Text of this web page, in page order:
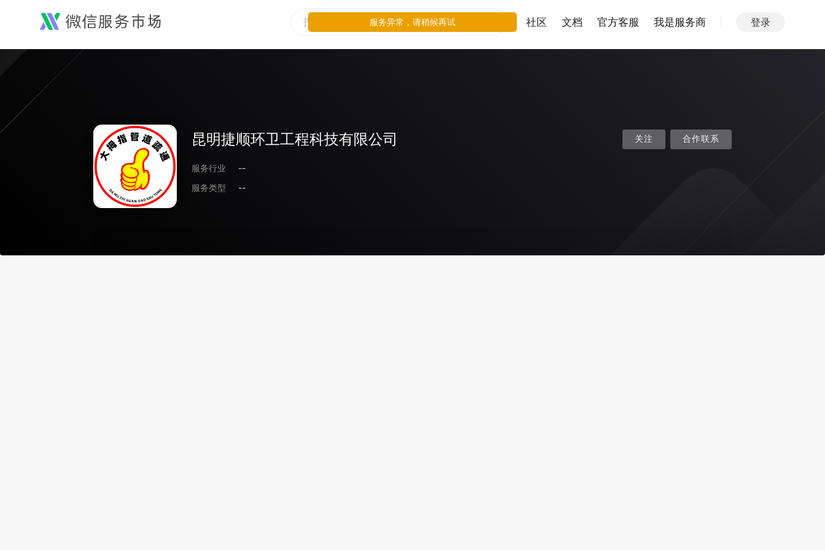
社区 文档 官方客服 我是服务商 登录
昆明捷顺环卫工程科技有限公司
服务行业
--
服务类型
--
关注 合作联系
服务异常，请稍候再试